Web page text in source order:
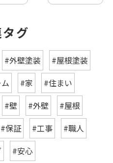
グ
#外壁塗装
#屋根塗装
#家
#住まい
#壁 #外壁
#屋根
#保証 #工事
#職人
#安心